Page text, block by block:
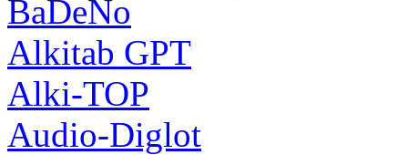
BaDeNo
Alkitab GPT
Alki-TOP
Audio-Diglot